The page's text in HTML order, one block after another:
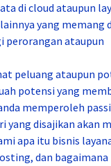
di cloud ataupun
yang memang
perorangan ataupun
peluang ataupun
potensi yang
memperoleh
yang disajikan akan
apa itu bisnis
dan bagaimana